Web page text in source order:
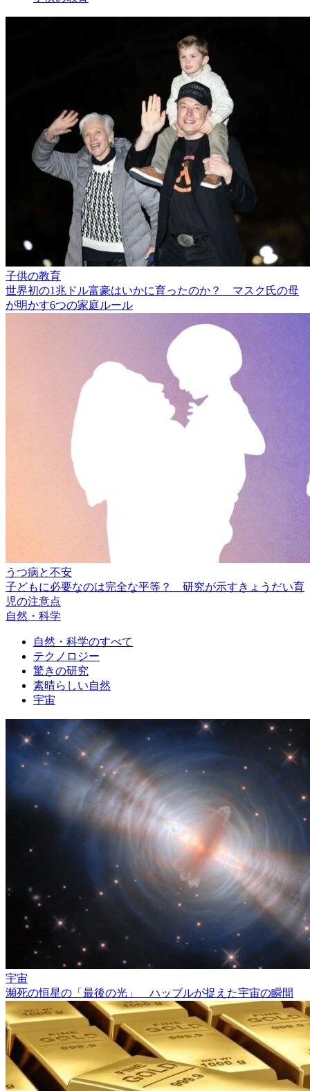
子供の教育
世界初の1兆ドル富豪はいかに育ったのか？ マスク氏の母
が明かす6つの家庭ルール
うつ病と不安
子どもに必要なのは完全な平等？ 研究が示すきょうだい育
児の注意点
自然・科学
自然・科学のすべて
テクノロジー
驚きの研究
素晴らしい自然
宇宙
宇宙
瀕死の恒星の「最後の光」 ハッブルが捉えた宇宙の瞬間